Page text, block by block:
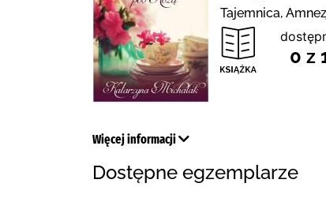
Tajemnica,
0 z
Więcej informacji
Dostępne egzemplarze